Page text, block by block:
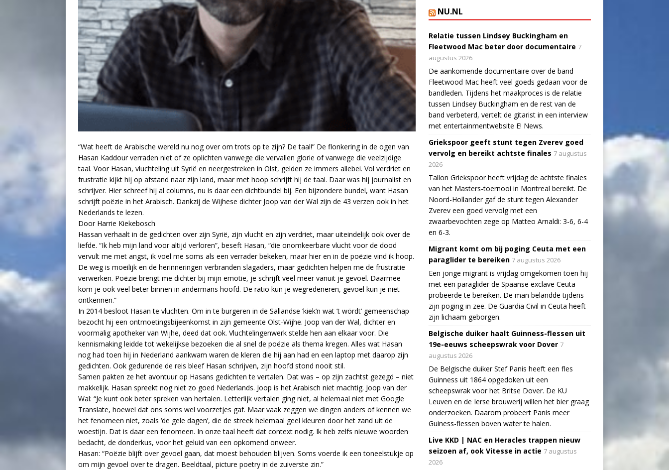
“Wat heeft de Arabische wereld nu nog over om trots op te zijn? De taal!” De flonkering in de ogen van
Hasan Kaddour verraden niet of ze oplichten vanwege die vervallen glorie of vanwege die veelzijdige
taal. Voor Hasan, vluchteling uit Syrië en neergestreken in Olst, gelden ze immers allebei. Vol verdriet en
frustratie kijkt hij op afstand naar zijn land, maar met hoop schrijft hij de taal. Daar was hij journalist en
schrijver. Hier schreef hij al columns, nu is daar een dichtbundel bij. Een bijzondere bundel, want Hasan
schrijft poëzie in het Arabisch. Dankzij de Wijhese dichter Joop van der Wal zijn de 43 verzen ook in het
Nederlands te lezen.
Door Harrie Kiekebosch
Hassan verhaalt in de gedichten over zijn Syrië, zijn vlucht en zijn verdriet, maar uiteindelijk ook over de
liefde. “Ik heb mijn land voor altijd verloren”, beseft Hasan, “die onomkeerbare vlucht voor de dood
vervult me met angst, ik voel me soms als een verrader bekeken, maar hier en in de poëzie vind ik hoop.
De weg is moeilijk en de herinneringen verbranden slagaders, maar gedichten helpen me de frustratie
verwerken. Poëzie brengt me dichter bij mijn emotie, je schrijft veel meer vanuit je gevoel. Daarmee
kom je ook veel beter binnen in andermans hoofd. De ratio kun je wegredeneren, gevoel kun je niet
ontkennen.”
In 2014 besloot Hasan te vluchten. Om in te burgeren in de Sallandse ‘kiek’n wat ’t wördt’ gemeenschap
bezocht hij een ontmoetingsbijeenkomst in zijn gemeente Olst-Wijhe. Joop van der Wal, dichter en
voormalig apotheker van Wijhe, deed dat ook. Vluchtelingenwerk stelde hen aan elkaar voor. Die
kennismaking leidde tot wekelijkse bezoeken die al snel de poëzie als thema kregen. Alles wat Hasan
nog had toen hij in Nederland aankwam waren de kleren die hij aan had en een laptop met daarop zijn
gedichten. Ook gedurende de reis bleef Hasan schrijven, zijn hoofd stond nooit stil.
Samen pakten ze het avontuur op Hasans gedichten te vertalen. Dat was – op zijn zachtst gezegd – niet
makkelijk. Hasan spreekt nog niet zo goed Nederlands. Joop is het Arabisch niet machtig. Joop van der
Wal: “Je kunt ook beter spreken van hertalen. Letterlijk vertalen ging niet, al helemaal niet met Google
Translate, hoewel dat ons soms wel voorzetjes gaf. Maar vaak zeggen we dingen anders of kennen we
het fenomeen niet, zoals ‘de gele dagen’, die de streek helemaal geel kleuren door het zand uit de
woestijn. Dat is daar een fenomeen. In onze taal heeft dat context nodig. Ik heb zelfs nieuwe woorden
bedacht, de donderkus, voor het geluid van een opkomend onweer.
Hasan: “Poëzie blijft over gevoel gaan, dat moest behouden blijven. Soms voerde ik een toneelstukje op
om mijn gevoel over te dragen. Beeldtaal, picture poetry in de zuiverste zin.”
NU.NL
Relatie tussen Lindsey Buckingham en
Fleetwood Mac beter door documentaire 7
augustus 2026
De aankomende documentaire over de band
Fleetwood Mac heeft veel goeds gedaan voor de
bandleden. Tijdens het maakproces is de relatie
tussen Lindsey Buckingham en de rest van de
band verbeterd, vertelt de gitarist in een interview
met entertainmentwebsite E! News.
Griekspoor geeft stunt tegen Zverev goed
vervolg en bereikt achtste finales 7 augustus
2026
Tallon Griekspoor heeft vrijdag de achtste finales
van het Masters-toernooi in Montreal bereikt. De
Noord-Hollander gaf de stunt tegen Alexander
Zverev een goed vervolg met een
zwaarbevochten zege op Matteo Arnaldi: 3-6, 6-4
en 6-3.
Migrant komt om bij poging Ceuta met een
paraglider te bereiken 7 augustus 2026
Een jonge migrant is vrijdag omgekomen toen hij
met een paraglider de Spaanse exclave Ceuta
probeerde te bereiken. De man belandde tijdens
zijn poging in zee. De Guardia Civil in Ceuta heeft
zijn lichaam geborgen.
Belgische duiker haalt Guinness-flessen uit
19e-eeuws scheepswrak voor Dover 7
augustus 2026
De Belgische duiker Stef Panis heeft een fles
Guinness uit 1864 opgedoken uit een
scheepswrak voor het Britse Dover. De KU
Leuven en de Ierse brouwerij willen het bier graag
onderzoeken. Daarom probeert Panis meer
Guiness-flessen boven water te halen.
Live KKD | NAC en Heracles trappen nieuw
seizoen af, ook Vitesse in actie 7 augustus
2026